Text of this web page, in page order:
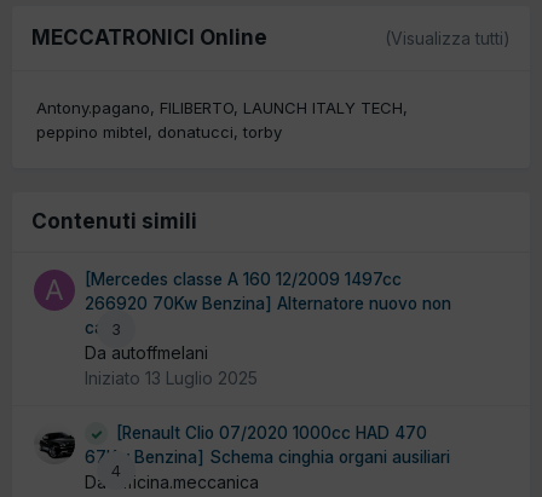
MECCATRONICI Online (Visualizza tutti)
Antony.pagano FILIBERTO LAUNCH ITALY TECH
peppino mibtel
donatucci torby
Contenuti simili
3
[Mercedes classe A 160 12/2009 1497cc
266920 70Kw Benzina] Alternatore nuovo non
carica
Da autoffmelani
Iniziato 13 Luglio 2025
4
[Renault Clio 07/2020 1000cc HAD 470
67Kw Benzina] Schema cinghia organi ausiliari
Da officina.meccanica